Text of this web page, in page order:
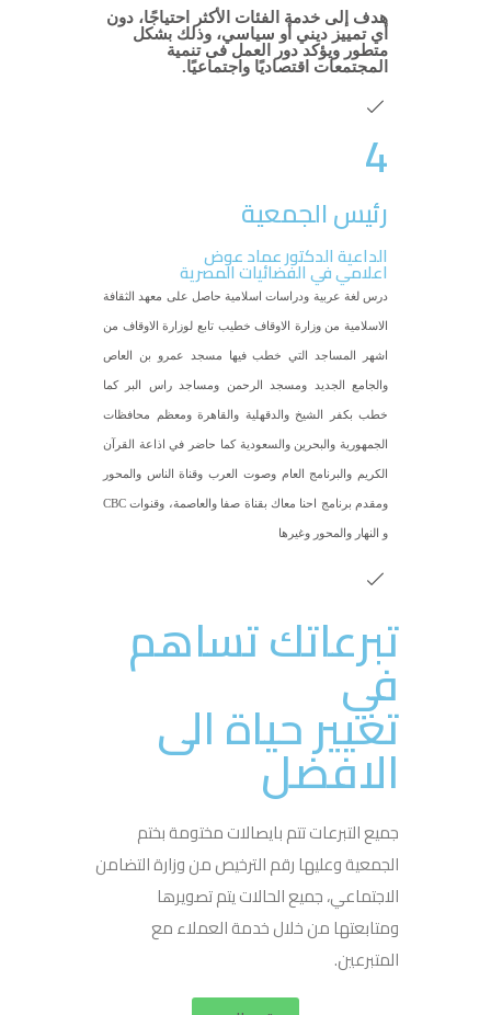
هدف إلى خدمة الفئات الأكثر احتياجًا، دون
أي تمييز ديني أو سياسي، وذلك بشكل
متطور ويؤكد دور العمل فى تنمية
المجتمعات اقتصاديًا واجتماعيًا.
4
رئيس الجمعية
الداعية الدكتور عماد عوض
اعلامي في الفضائيات المصرية
درس لغة عربية ودراسات اسلامية حاصل على معهد الثقافة
الاسلامية من وزارة الاوقاف خطيب تابع لوزارة الاوقاف من
اشهر المساجد التي خطب فيها مسجد عمرو بن العاص
والجامع الجديد ومسجد الرحمن ومساجد راس البر كما
خطب بكفر الشيخ والدقهلية والقاهرة ومعظم محافظات
الجمهورية والبحرين والسعودية كما حاضر في اذاعة القرآن
الكريم والبرنامج العام وصوت العرب وقناة الناس والمحور
ومقدم برنامج احنا معاك بقناة صفا والعاصمة، وقنوات CBC
و النهار والمحور وغيرها
تبرعاتك تساهم
في
تغيير حياة الى
الافضل
جميع التبرعات تتم بايصالات مختومة بختم
الجمعية وعليها رقم الترخيص من وزارة التضامن
الاجتماعي، جميع الحالات يتم تصويرها
ومتابعتها من خلال خدمة العملاء مع
المتبرعين.